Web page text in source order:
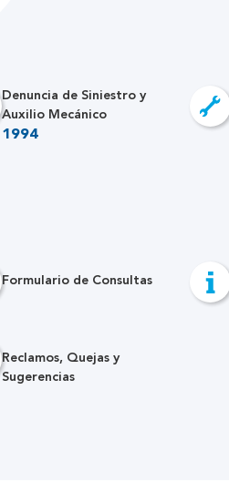
Denuncia de Siniestro y
Auxilio Mecánico
1994
Formulario de Consultas
Reclamos, Quejas y
Sugerencias